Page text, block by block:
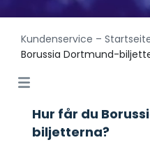
Kundenservice –
Borussia Dortmund-
Hur får du
biljetterna?